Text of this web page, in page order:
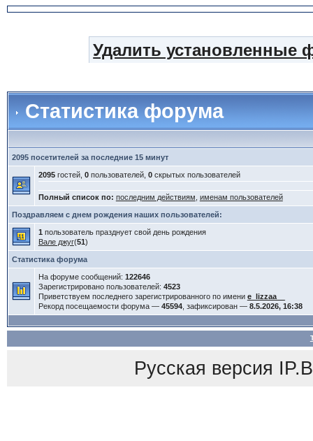
Удалить установленные
Статистика форума
2095 посетителей за последние 15 минут
2095гостей, 0пользователей, 0скрытых пользователей
Полный список по: последним действиям именам пользователей
Поздравляем с днем рождения наших пользователей:
1 пользователь празднует свой день рождения
Вале джуг(51)
Статистика форума
На форуме сообщений: 122646
Зарегистрировано пользователей: 4523
Приветствуем последнего зарегистрированного по имени e_lizzaa__
Рекорд посещаемости форума — 45594, зафиксирован — 8.5.2026, 16:38
Русская версия